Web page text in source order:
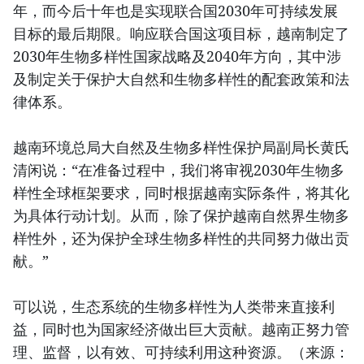
年，而今后十年也是实现联合国2030年可持续发展
目标的最后期限。响应联合国这项目标，越南制定了
2030年生物多样性国家战略及2040年方向，其中涉
及制定关于保护大自然和生物多样性的配套政策和法
律体系。
越南环境总局大自然及生物多样性保护局副局长黄氏
清闲说：“在准备过程中，我们将审视2030年生物多
样性全球框架要求，同时根据越南实际条件，将其化
为具体行动计划。从而，除了保护越南自然界生物多
样性外，还为保护全球生物多样性的共同努力做出贡
献。”
可以说，生态系统的生物多样性为人类带来直接利
益，同时也为国家经济做出巨大贡献。越南正努力管
理、监督，以有效、可持续利用这种资源。（来源：